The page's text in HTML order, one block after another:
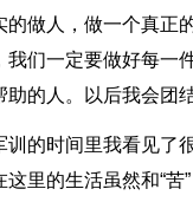
的做人，做一个真正
我们一定要做好每一
助的人。以后我会团
训的时间里我看见了
这里的生活虽然和“苦